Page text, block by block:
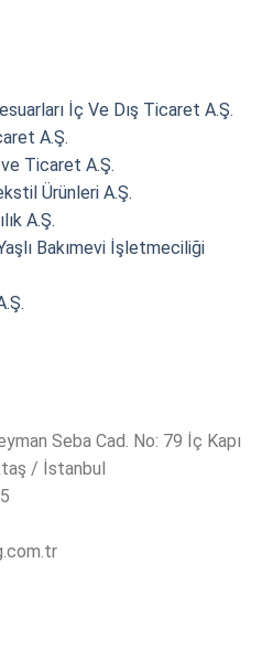
İç Ve Dış Ticaret A.Ş.
A.Ş.
Ticaret A.Ş.
Ürünleri A.Ş.
A.Ş.
Bakımevi İşletmeciliği
Seba Cad. No: 79 İç Kapı
/ İstanbul